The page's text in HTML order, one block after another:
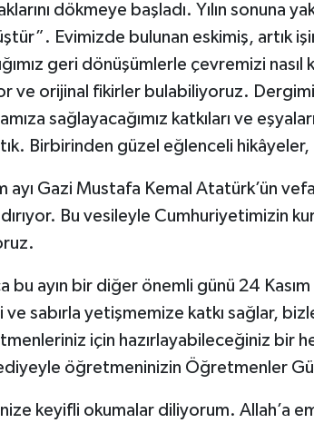
dökmeye başladı. Yılın sonuna
Evimizde bulunan eskimiş, artık
geri dönüşümlerle çevremizi
ve orijinal fikirler bulabiliyoruz.
sağlayacağımız katkıları ve
Birbirinden güzel eğlenceli hikâyeler,
ayı Gazi Mustafa Kemal Atatürk’ün
Bu vesileyle Cumhuriyetimizin
bu ayın bir diğer önemli günü 24
ve sabırla yetişmemize katkı sağlar,
için hazırlayabileceğiniz bir
öğretmeninizin Öğretmenler
keyifli okumalar diliyorum. Allah’a